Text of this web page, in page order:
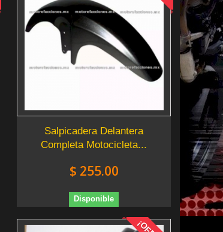
Salpicadera Delantera
Completa Motocicleta...
$ 255.00
Disponible